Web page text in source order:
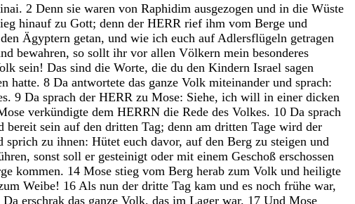
. 2 Denn sie waren von Raphidim ausgezogen und in die Wüste
hinauf zu Gott; denn der HERR rief ihm vom Berge und
den Ägyptern getan, und wie ich euch auf Adlersflügeln getragen
bewahren, so sollt ihr vor allen Völkern mein besonderes
sein! Das sind die Worte, die du den Kindern Israel sagen
hatte. 8 Da antwortete das ganze Volk miteinander und sprach:
. 9 Da sprach der HERR zu Mose: Siehe, ich will in einer dicken
verkündigte dem HERRN die Rede des Volkes. 10 Da sprach
bereit sein auf den dritten Tag; denn am dritten Tage wird der
sprich zu ihnen: Hütet euch davor, auf den Berg zu steigen und
, sonst soll er gesteinigt oder mit einem Geschoß erschossen
kommen. 14 Mose stieg vom Berg herab zum Volk und heiligte
Weibe! 16 Als nun der dritte Tag kam und es noch frühe war,
Da erschrak das ganze Volk, das im Lager war. 17 Und Mose